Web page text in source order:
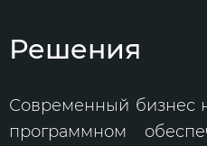
Решения
Современный бизнес
программном